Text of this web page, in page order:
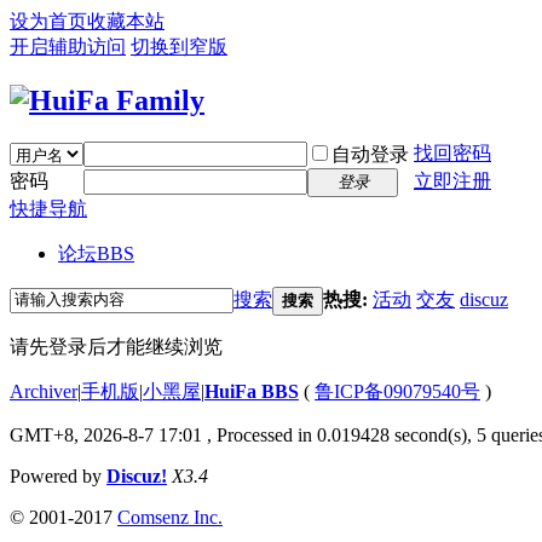
设为首页收藏本站
开启辅助访问 切换到窄版
自动登录 找回密码
密码
登录
立即注册
快捷导航
论坛BBS
搜索 搜索 热搜: 活动 交友 discuz
请先登录后才能继续浏览
Archiver|手机版|小黑屋|HuiFa BBS ( 鲁ICP备09079540号 )
GMT+8, 2026-8-7 17:01 , Processed in 0.019428 second(s), 5
Powered by Discuz! X3.4
© 2001-2017 Comsenz Inc.